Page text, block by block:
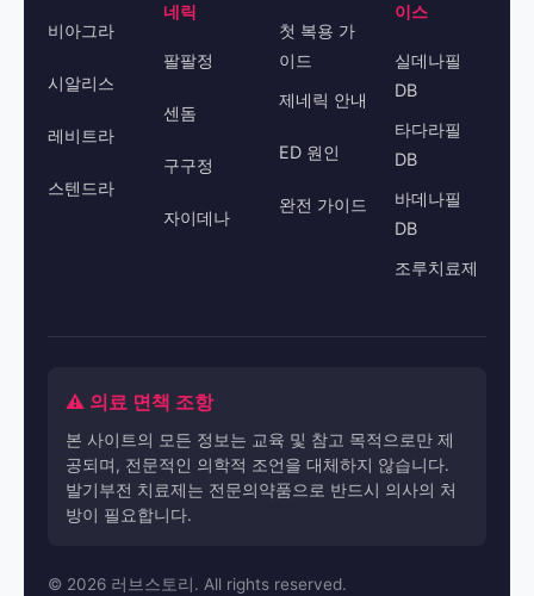
비아그라
시알리스
레비트라
스텐드라
네릭
팔팔정
센돔
구구정
자이데나
첫 복용 가
이드
제네릭 안내
ED 원인
완전 가이드
이스
실데나필
DB
타다라필
DB
바데나필
DB
조루치료제
⚠️ 의료 면책 조항
본 사이트의 모든 정보는 교육 및 참고 목적으로만 제
공되며, 전문적인 의학적 조언을 대체하지 않습니다.
발기부전 치료제는 전문의약품으로 반드시 의사의 처
방이 필요합니다.
© 2026 러브스토리. All rights reserved.